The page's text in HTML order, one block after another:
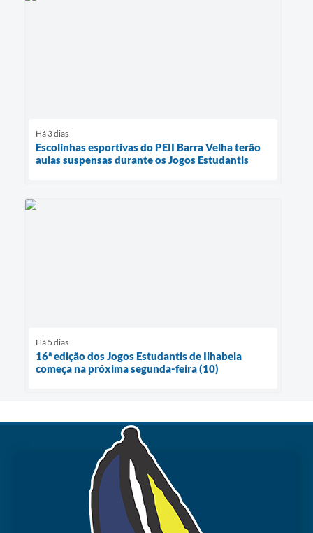
Há 3 dias
Escolinhas esportivas do PEII Barra Velha terão
aulas suspensas durante os Jogos Estudantis
Há 5 dias
16ª edição dos Jogos Estudantis de Ilhabela
começa na próxima segunda-feira (10)